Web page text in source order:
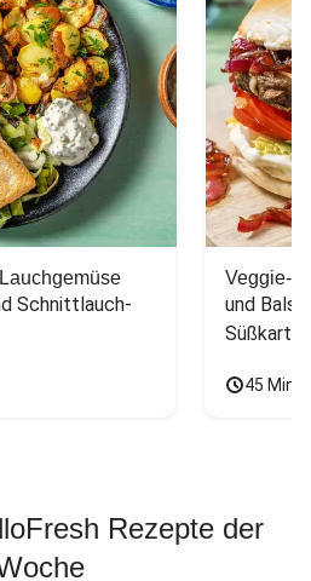
Schnittlauch-
Veggie-
und
45
Rezepte der